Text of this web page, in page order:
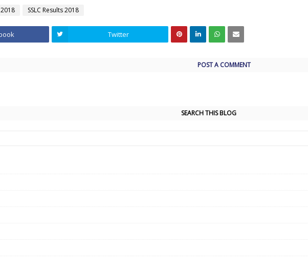
SSLC Results 2018
Twitter
POST A COMMENT
SEARCH THIS BLOG